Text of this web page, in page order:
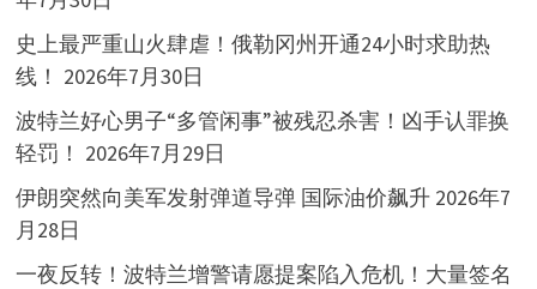
史上最严重山火肆虐！俄勒冈州开通24小时求助热
线！ 2026年7月30日
波特兰好心男子“多管闲事”被残忍杀害！凶手认罪换
轻罚！ 2026年7月29日
伊朗突然向美军发射弹道导弹 国际油价飙升 2026年7
月28日
一夜反转！波特兰增警请愿提案陷入危机！大量签名